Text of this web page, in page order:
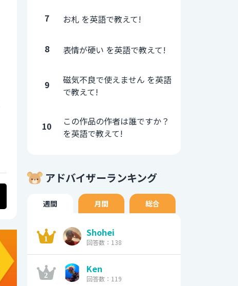
7 お札 を英語で教えて!
8 表情が硬い を英語で教えて!
9
磁気不良で使えません を英語
で教えて!
10
この作品の作者は誰ですか？
を英語で教えて!
アドバイザーランキング
週間 月間 総合
Shohei
回答数：138
Ken
回答数：119